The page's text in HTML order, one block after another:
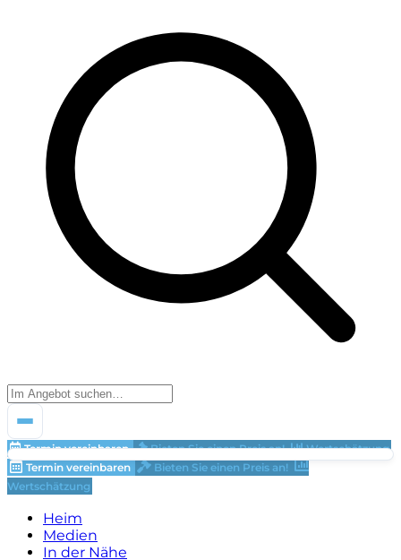
Termin vereinbaren Bieten Sie einen Preis an!
Wertschätzung
Termin vereinbaren
Bieten Sie einen Preis an!
Wertschätzung
Heim
Medien
In der Nähe